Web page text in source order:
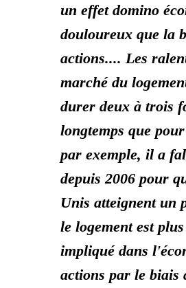
un effet domino
douloureux que la
actions.... Les
marché du
durer deux à trois
longtemps que
par exemple, il a
depuis 2006 pour
Unis atteignent un
le logement est
impliqué dans
actions par le biais